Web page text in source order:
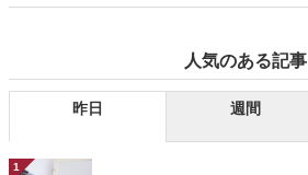
の贈り物をご紹介します。人気のある記事
昨日 週間
1